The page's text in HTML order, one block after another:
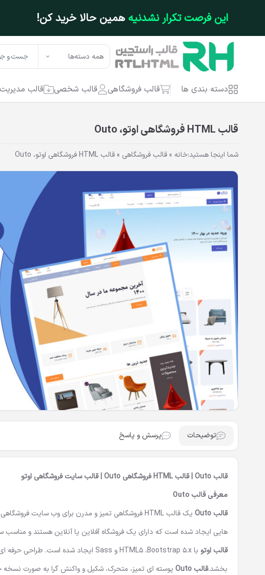
این فرصت تکرار نشدنیه همین حالا خرید کن!
همه دسته‌ها
دسته بندی ها قالب فروشگاهی قالب شخصی قالب مدیریت
قالب HTML فروشگاهی اوتو، Outo
شما اینجا هستید:خانه »قالب فروشگاهی »قالب HTML فروشگاهی اوتو، Outo
توضیحات پرسش و پاسخ
قالب Outo | قالب HTML فروشگاهی Outo | قالب سایت فروشگاهی اوتو
معرفی قالب Outo
قالب Outo
یک قالب HTML فروشگاهی تمیز و مدرن برای وب سایت
هایی ایجاد شده است که دارای یک فروشگاه آفلاین یا آنلاین هستند و
قالب اوتو با HTML5 ،Bootstrap 5.x و Sass ایجاد شده است. طراحی حرفه ای و مدرن
بخشد.قالب Outo
پوسته ای تمیز، متحرک، شکیل و واکنش گرا به صورت